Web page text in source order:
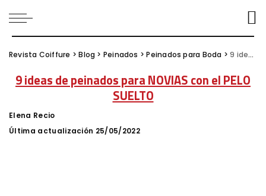
Revista Coiffure >Blog > Peinados >Peinados para Boda >9 ideas de peinados para NOVIAS con el PELO SUELTO
9 ideas de peinados para NOVIAS con el PELO
SUELTO
Posted
by
Elena Recio
Última actualización 25/05/2022